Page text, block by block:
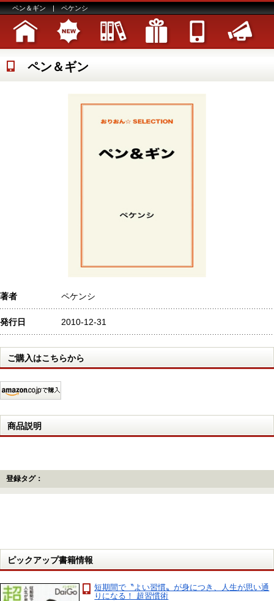
ペン＆ギン | ペケンシ
ペン＆ギン
著者 ペケンシ
発行日 2010-12-31
ご購入はこちらから
商品説明
登録タグ：
ピックアップ書籍情報
短期間で〝よい習慣〟が身につき、人生が思い通
りになる！ 超習慣術